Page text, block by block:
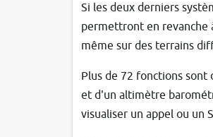
Si les deux derniers
permettront en revanche
même sur des terrains
Plus de 72 fonctions
et d'un altimètre
visualiser un appel ou un